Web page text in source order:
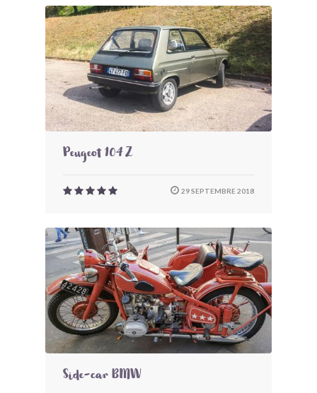
Peugeot 104 Z
29 SEPTEMBRE 2018
Side-car BMW